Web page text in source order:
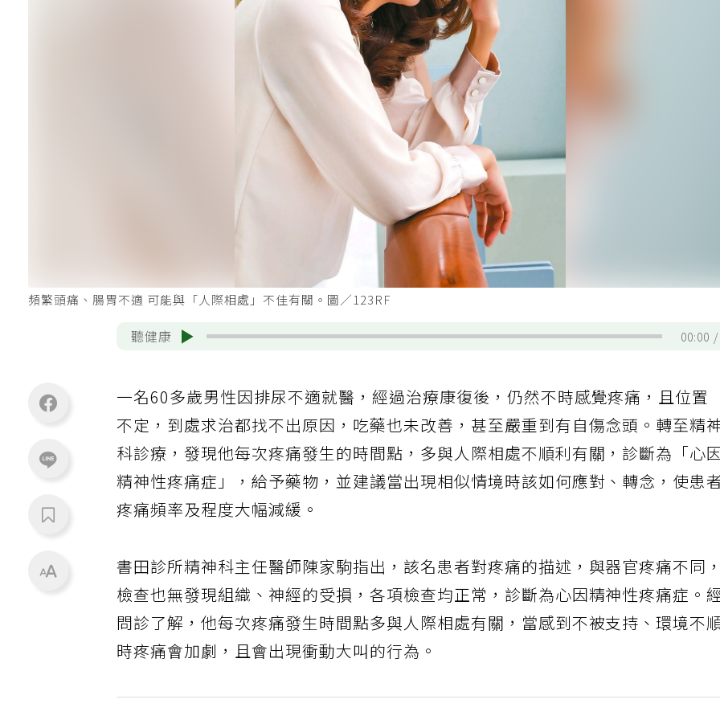
頻繁頭痛、腸胃不適 可能與「人際相處」不佳有關。圖／123RF
聽健康 00:00
一名60多歲男性因排尿不適就醫，經過治療康復後，仍然不時感覺疼痛，且位置
不定，到處求治都找不出原因，吃藥也未改善，甚至嚴重到有自傷念頭。轉至精
科診療，發現他每次疼痛發生的時間點，多與人際相處不順利有關，診斷為「心
精神性疼痛症」，給予藥物，並建議當出現相似情境時該如何應對、轉念，使患
疼痛頻率及程度大幅減緩。
書田診所精神科主任醫師陳家駒指出，該名患者對疼痛的描述，與器官疼痛不同，
檢查也無發現組織、神經的受損，各項檢查均正常，診斷為心因精神性疼痛症。
問診了解，他每次疼痛發生時間點多與人際相處有關，當感到不被支持、環境不
時疼痛會加劇，且會出現衝動大叫的行為。